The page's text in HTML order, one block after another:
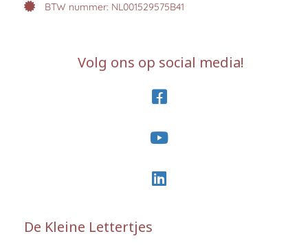
BTW nummer: NL001529575B41
Volg ons op social media!
De Kleine Lettertjes